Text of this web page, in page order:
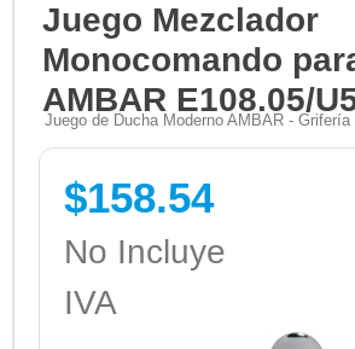
Juego Mezclador
Monocomando
AMBAR E108.05/
Juego de Ducha Moderno AMBAR -
$158.54
No Incluye
IVA